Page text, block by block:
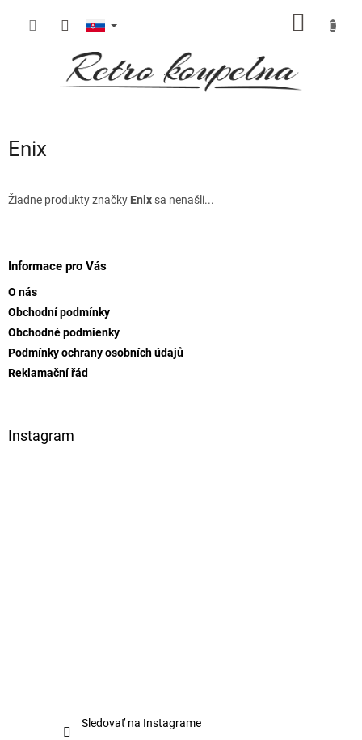
Enix
Žiadne produkty značky Enix sa nenašli...
Informace pro Vás
O nás
Obchodní podmínky
Obchodné podmienky
Podmínky ochrany osobních údajů
Reklamační řád
Instagram
Sledovať na Instagrame